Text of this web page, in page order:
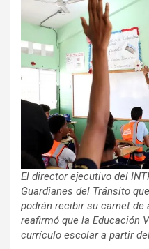
El director ejecutivo del
Guardianes del Tránsito
podrán recibir su carnet de
reafirmó que la Educación
currículo escolar a partir